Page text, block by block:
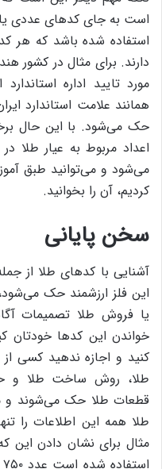
است به جای کدهای عددی
استفاده شده باشد که هر
دارند. برای مثال در
مورد تایید اداره
همانند علامت استاندارد
حک می‌شود. با این حال
اعداد مربوط به عیار طلا
می‌شود و می‌توانید طبق
کردیم، آن را بخوانید.
سخن پایانی
آشنایی با کدهای طلا از
این فلز ارزشمند حک
یا فروش طلا تصمیمات
خواندن این کدها خودتان
کنید و اجازه ندهید کسی از
طلا، روش ساخت طلا
قطعات طلا حک می‌شوند و
طلا همه این اطلاعات را